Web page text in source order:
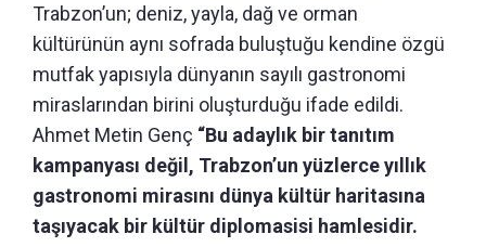
Trabzon’un; deniz, yayla, dağ ve orman
kültürünün aynı sofrada buluştuğu kendine özgü
mutfak yapısıyla dünyanın sayılı gastronomi
miraslarından birini oluşturduğu ifade edildi.
Ahmet Metin Genç “Bu adaylık bir tanıtım
kampanyası değil, Trabzon’un yüzlerce yıllık
gastronomi mirasını dünya kültür haritasına
taşıyacak bir kültür diplomasisi hamlesidir.